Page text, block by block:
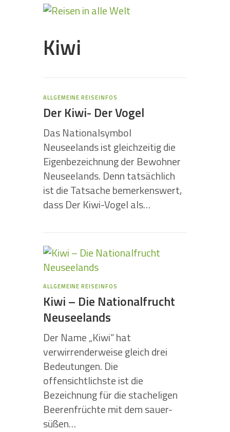
Kiwi
ALLGEMEINE REISEINFOS
Der Kiwi- Der Vogel
Das Nationalsymbol
Neuseelands ist gleichzeitig die
Eigenbezeichnung der Bewohner
Neuseelands. Denn tatsächlich
ist die Tatsache bemerkenswert,
dass Der Kiwi-Vogel als…
ALLGEMEINE REISEINFOS
Kiwi – Die Nationalfrucht
Neuseelands
Der Name „Kiwi“ hat
verwirrenderweise gleich drei
Bedeutungen. Die
offensichtlichste ist die
Bezeichnung für die stacheligen
Beerenfrüchte mit dem sauer-
süßen…